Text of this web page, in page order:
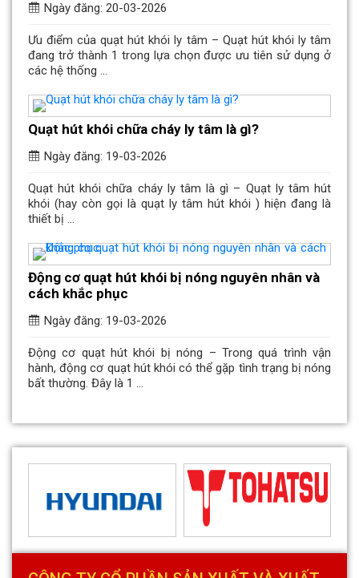
Ngày đăng: 20-03-2026
Ưu điểm của quạt hút khói ly tâm – Quạt hút khói ly tâm
đang trở thành 1 trong lựa chọn được ưu tiên sử dụng ở
các hệ thống ...
Quạt hút khói chữa cháy ly tâm là gì?
Ngày đăng: 19-03-2026
Quạt hút khói chữa cháy ly tâm là gì – Quạt ly tâm hút
khói (hay còn gọi là quạt ly tâm hút khói ) hiện đang là
thiết bị ...
Động cơ quạt hút khói bị nóng nguyên nhân và
cách khắc phục
Ngày đăng: 19-03-2026
Động cơ quạt hút khói bị nóng – Trong quá trình vận
hành, động cơ quạt hút khói có thể gặp tình trạng bị nóng
bất thường. Đây là 1 ...